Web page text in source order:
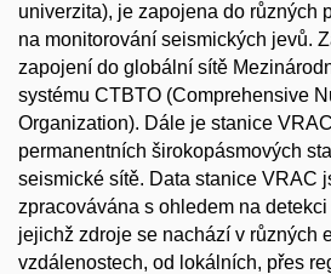
univerzita), je zapojena do různých
na monitorování seismických jevů.
zapojení do globální sítě
systému CTBTO (Comprehensive
Organization). Dále je stanice
permanentních širokopásmových
seismické sítě. Data stanice VRAC
zpracovávána s ohledem na
jejichž zdroje se nachází v různých
vzdálenostech, od lokálních, přes